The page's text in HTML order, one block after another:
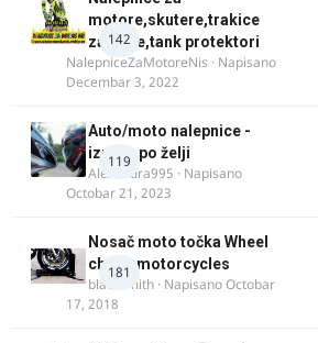
142
motore,skutere,trakice
za felne,tank protektori
NalepniceZaMotoreNis · Napisano
Decembar 3, 2022
119
Auto/moto nalepnice -
izrada po želji
Alexandra995 · Napisano
Octobar 21, 2023
181
Nosač moto točka Wheel
chock motorcycles
blacksmith · NapisanoOctobar
17, 2018